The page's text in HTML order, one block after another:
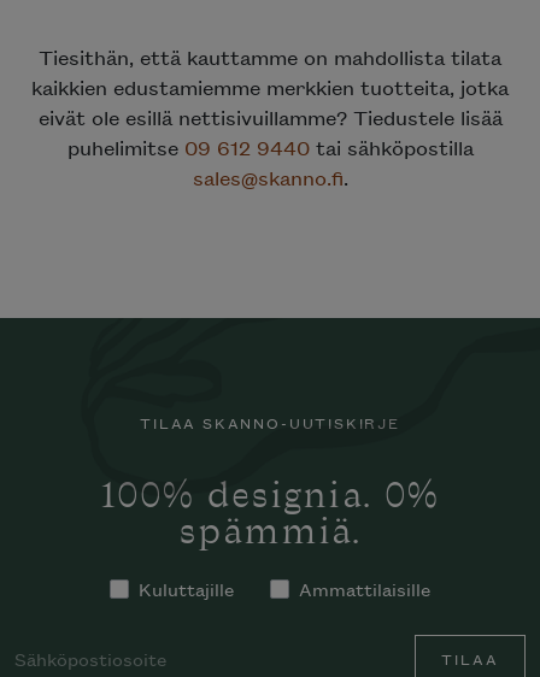
Tiesithän, että kauttamme on mahdollista tilata
kaikkien edustamiemme merkkien tuotteita, jotka
eivät ole esillä nettisivuillamme? Tiedustele lisää
puhelimitse 09 612 9440tai sähköpostilla
sales@skanno.fi.
TILAA SKANNO-UUTISKIRJE
100% designia. 0%
spämmiä.
Kuluttajille Ammattilaisille
TILAA